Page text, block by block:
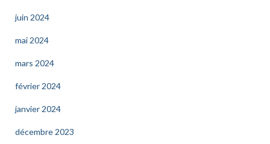
juin 2024
mai 2024
mars 2024
février 2024
janvier 2024
décembre 2023